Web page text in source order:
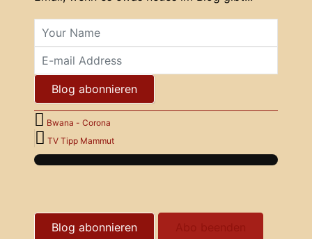
Your Name
E-mail Address
Blog abonnieren
Bwana - Corona
TV Tipp Mammut
Blog abonnieren